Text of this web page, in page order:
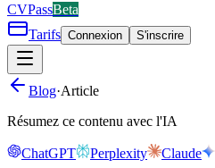
CVPassBeta
Tarifs Connexion S'inscrire
Blog·Article
Résumez ce contenu avec l'IA
ChatGPT Perplexity Claude